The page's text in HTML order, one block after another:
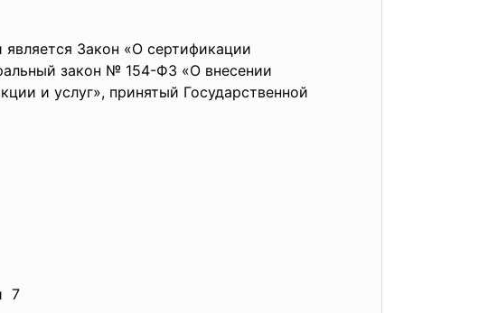
Закон «О сертификации
закон № 154-ФЗ «О внесении
и услуг», принятый Государственной
7